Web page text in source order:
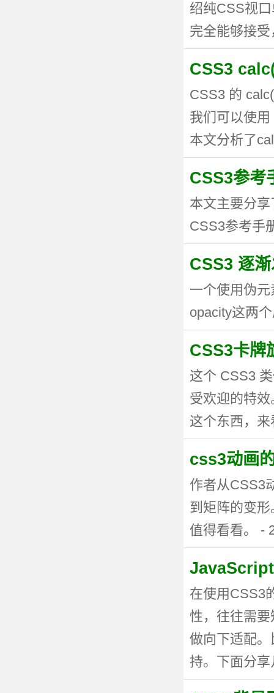
绍纯CSS视
完全能够接
CSS3
CSS3 的
我们可以使
本文分析了
CSS3参考
本文主要分
CSS3参考手
CSS3 逐
一个使用伪
opacity这两
CSS3卡牌
这个 CSS3
受欢迎的特
这个东西，
css3动画
作者从CSS3
到矩阵的变
值得看看。 -
JavaScript
在使用CSS3
性，往往需
做向下适配
持。下面分